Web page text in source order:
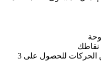
نقاطك
الإكمال ضمن العدد الأمثل من الحركات للحصول على 3